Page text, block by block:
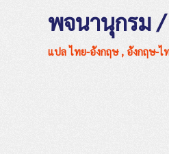
พจนานุกรม
แปล ไทย-อังกฤษ , อังกฤษ-ไ